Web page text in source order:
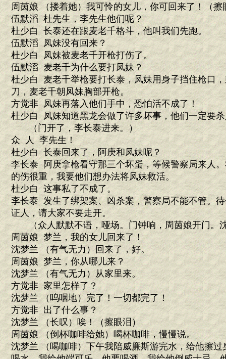
周茵娘 （搂着她）我可怜的女儿，你可回来了！（擦
伍默滔 杜先生，李先生他们呢？
杜少白 长泰还在跟麦老千格斗，他叫我们先跑。
伍默滔 凤妹没有回来？
杜少白 凤妹被麦老千开枪打伤了。
伍默滔 麦老千为什么要打凤妹？
杜少白 麦老千举枪要打长泰，凤妹用身子挡住枪口
刀，麦老千朝凤妹胸部开枪。
方觉非 凤妹再落入他们手中，恐怕活不成了！
杜少白 凤妹知道黑龙会做了许多坏事，他们一定要
（门开了，李长泰进来。）
众 人 李先生！
杜少白 长泰回来了，阿庚和凤妹呢？
李长泰 阿庚拿枪看守那三个坏蛋，等候警察局来人
的伤很重，我要他们想办法将凤妹救活。
杜少白 这事私了不成了。
李长泰 发生了绑架案、凶杀案，警察局不能不管。
证人，请大家不要走开。
（众人默默不语，哑场。门钟响，周茵娘开门。
周茵娘 梦兰，我的女儿回来了！
沈梦兰 （有气无力）回来了，好。
周茵娘 梦兰，你从哪儿来？
沈梦兰 （有气无力）从家里来。
方觉非 家里怎样了？
沈梦兰 （呜咽地）完了！一切都完了！
方觉非 出了什么事？
沈梦兰 （长叹）唉！（擦眼泪）
周茵娘 （倒杯咖啡给她）喝杯咖啡，慢慢说。
沈梦兰 （喝咖啡）下午我陪威廉斯游完水，给他擦